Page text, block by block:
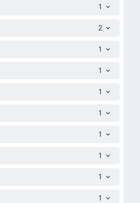
1
2
1
1
1
1
1
1
1
1